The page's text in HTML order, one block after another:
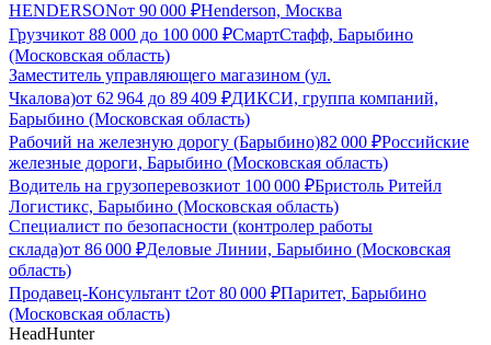
HENDERSONот 90 000 ₽Henderson, Москва
Грузчикот 88 000 до 100 000 ₽СмартСтафф, Барыбино
(Московская область)
Заместитель управляющего магазином (ул.
Чкалова)от 62 964 до 89 409 ₽ДИКСИ, группа компаний,
Барыбино (Московская область)
Рабочий на железную дорогу (Барыбино)82 000 ₽Российские
железные дороги, Барыбино (Московская область)
Водитель на грузоперевозкиот 100 000 ₽Бристоль Ритейл
Логистикс, Барыбино (Московская область)
Специалист по безопасности (контролер работы
склада)от 86 000 ₽Деловые Линии, Барыбино (Московская
область)
Продавец-Консультант t2от 80 000 ₽Паритет, Барыбино
(Московская область)
HeadHunter